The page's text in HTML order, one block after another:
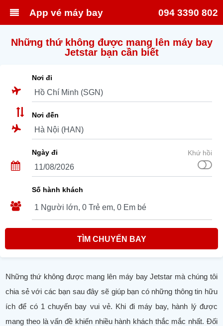
App vé máy bay 094 3390 802
Những thứ không được mang lên máy bay
Jetstar bạn cần biết
Nơi đi
Nơi đến
Ngày đi Khứ hồi
Số hành khách
TÌM CHUYẾN BAY
Những thứ không được mang lên máy bay Jetstar mà chúng tôi
chia sẻ với các bạn sau đây sẽ giúp bạn có những thông tin hữu
ích để có 1 chuyến bay vui vẻ. Khi đi máy bay, hành lý được
mang theo là vấn đề khiến nhiều hành khách thắc mắc nhất. Đối